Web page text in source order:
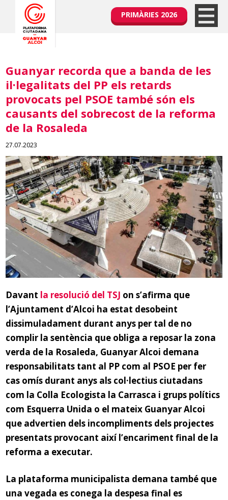
PRIMÀRIES 2026
Guanyar recorda que a banda de les
il·legalitats del PP els retards
provocats pel PSOE també són els
causants del sobrecost de la reforma
de la Rosaleda
27.07.2023
Davant la resolució del TSJ on s’afirma que
l’Ajuntament d’Alcoi ha estat desobeint
dissimuladament durant anys per tal de no
complir la sentència que obliga a reposar la zona
verda de la Rosaleda, Guanyar Alcoi demana
responsabilitats tant al PP com al PSOE per fer
cas omís durant anys als col·lectius ciutadans
com la Colla Ecologista la Carrasca i grups polítics
com Esquerra Unida o el mateix Guanyar Alcoi
que advertien dels incompliments dels projectes
presentats provocant així l’encariment final de la
reforma a executar.
La plataforma municipalista demana també que
una vegada es conega la despesa final es